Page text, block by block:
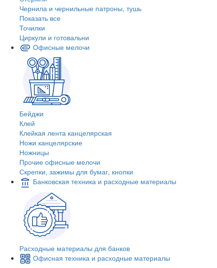
Чернила и чернильные патроны, тушь
Показать все
Точилки
Циркули и готовальни
Офисные мелочи
Бейджи
Клей
Клейкая лента канцелярская
Ножи канцелярские
Ножницы
Прочие офисные мелочи
Скрепки, зажимы для бумаг, кнопки
Банковская техника и расходные материалы
Расходные материалы для банков
Офисная техника и расходные материалы